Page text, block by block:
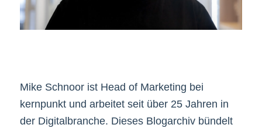
Mike Schnoor ist Head of Marketing bei
kernpunkt und arbeitet seit über 25 Jahren in
der Digitalbranche. Dieses Blogarchiv bündelt